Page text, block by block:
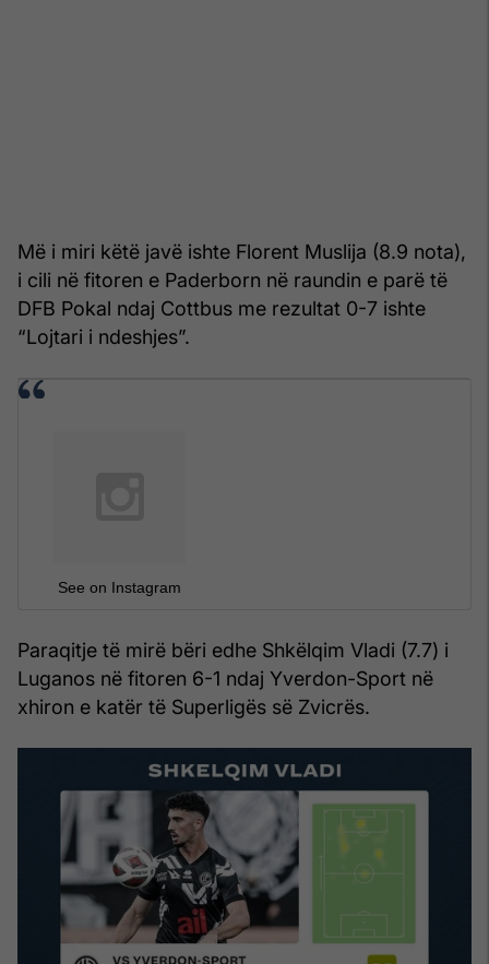
Më i miri këtë javë ishte Florent Muslija (8.9 nota),
i cili në fitoren e Paderborn në raundin e parë të
DFB Pokal ndaj Cottbus me rezultat 0-7 ishte
“Lojtari i ndeshjes”.
See on Instagram
Paraqitje të mirë bëri edhe Shkëlqim Vladi (7.7) i
Luganos në fitoren 6-1 ndaj Yverdon-Sport në
xhiron e katër të Superligës së Zvicrës.